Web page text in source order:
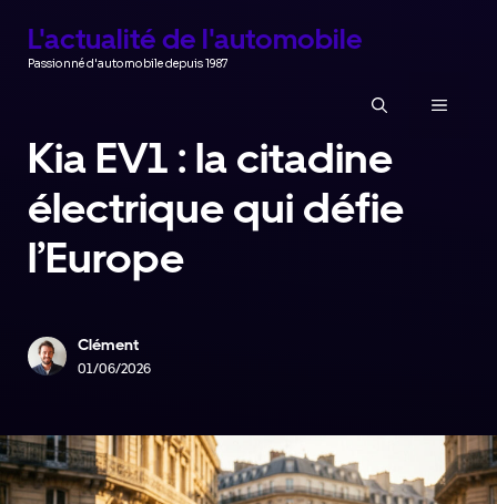
L'actualité de l'automobile
Passionné d'automobile depuis 1987
MENU
Kia EV1 : la citadine
électrique qui défie
l’Europe
Clément
01/06/2026